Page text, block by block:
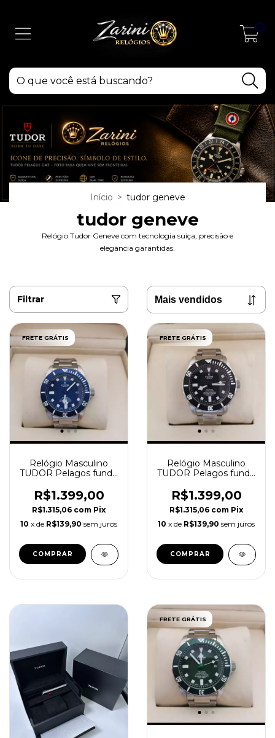
0
Início > tudor geneve
tudor geneve
Relógio Tudor Geneve com tecnologia suíça, precisão e
elegância garantidas.
Filtrar
FRETE GRÁTIS
Relógio Masculino
TUDOR Pelagos fundo
R$1.399,00
R$1.315,06 com Pix
10 x de R$139,90 sem juros
FRETE GRÁTIS
Relógio Masculino
TUDOR Pelagos fundo
R$1.399,00
R$1.315,06 com Pix
10 x de R$139,90 sem juros
FRETE GRÁTIS